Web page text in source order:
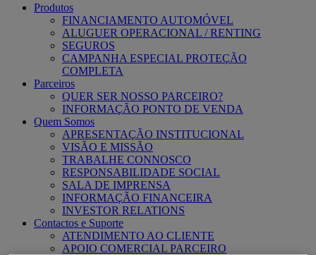
Produtos
FINANCIAMENTO AUTOMÓVEL
ALUGUER OPERACIONAL / RENTING
SEGUROS
CAMPANHA ESPECIAL PROTEÇÃO
COMPLETA
Parceiros
QUER SER NOSSO PARCEIRO?
INFORMAÇÃO PONTO DE VENDA
Quem Somos
APRESENTAÇÃO INSTITUCIONAL
VISÃO E MISSÃO
TRABALHE CONNOSCO
RESPONSABILIDADE SOCIAL
SALA DE IMPRENSA
INFORMAÇÃO FINANCEIRA
INVESTOR RELATIONS
Contactos e Suporte
ATENDIMENTO AO CLIENTE
APOIO COMERCIAL PARCEIRO